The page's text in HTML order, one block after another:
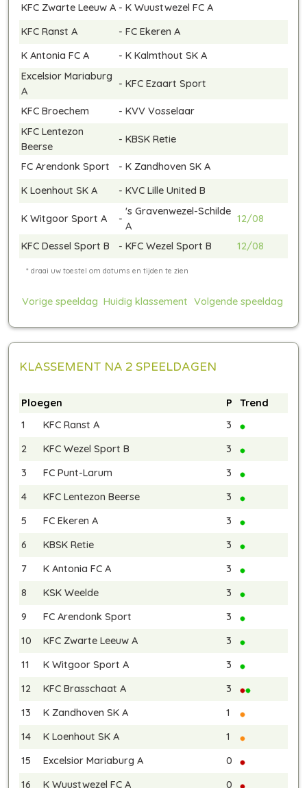
KFC Zwarte Leeuw A - K Wuustwezel FC A
KFC Ranst A
- FC Ekeren A
K Antonia FC A
- K Kalmthout SK A
Excelsior Mariaburg
A
- KFC Ezaart Sport
KFC Broechem - KVV Vosselaar
KFC Lentezon
Beerse
- KBSK Retie
FC Arendonk Sport - K Zandhoven SK A
K Loenhout SK A
- KVC Lille United B
K Witgoor Sport A -
's Gravenwezel-Schilde
A
12/08
KFC Dessel Sport B - KFC Wezel Sport B 12/08
Vorige speeldag Huidig klassement Volgende speeldag
KLASSEMENT NA 2 SPEELDAGEN
Ploegen P
Trend
1
KFC Ranst A
3
2
KFC Wezel Sport B
3
3
FC Punt-Larum
3
4
KFC Lentezon Beerse
3
5
FC Ekeren A
3
6
KBSK Retie
3
7
K Antonia FC A
3
8
KSK Weelde
3
9
FC Arendonk Sport
3
10
KFC Zwarte Leeuw A
3
11
K Witgoor Sport A
3
12
KFC Brasschaat A
3
13
K Zandhoven SK A
1
14
K Loenhout SK A
1
15
Excelsior Mariaburg A
0
16
K Wuustwezel FC A 0